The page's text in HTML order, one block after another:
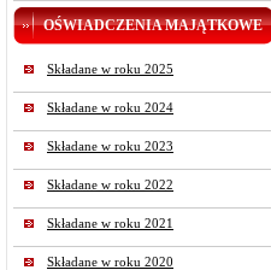
OŚWIADCZENIA MAJĄTKOWE
Składane w roku 2025
Składane w roku 2024
Składane w roku 2023
Składane w roku 2022
Składane w roku 2021
Składane w roku 2020